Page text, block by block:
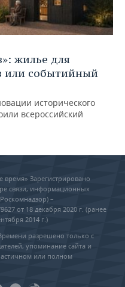
жилье для
или событийный
исторического
всероссийский
время» Зарегистрировано
связи, информационных
–
от 18 декабря 2020 г. (ранее
2014 г.)
разрешено только с
упоминание сайта и
или полном